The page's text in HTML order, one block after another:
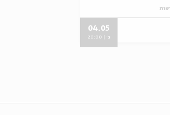
04.05
ב' | 20:00